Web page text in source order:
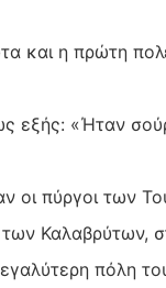
και η πρώτη
εξής: «Ήταν
οι πύργοι των
Καλαβρύτων,
πόλη